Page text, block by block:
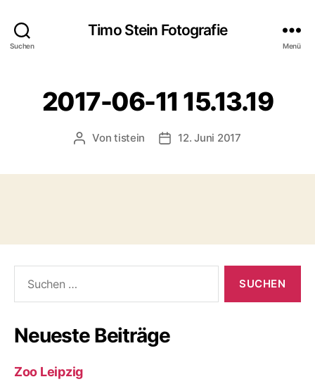
Suchen
Timo Stein Fotografie
Menü
2017-06-11 15.13.19
Beitragsautor
Vontistein Veröffentlichungsdatum
12. Juni 2017
nach:
Neueste Beiträge
Zoo Leipzig